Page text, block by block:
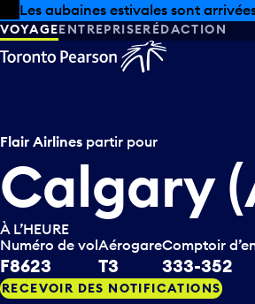
Skip to offers
Passer au contenu principal
Les aubaines estivales sont
VOYAGEENTREPRISERÉDACTION
Flair Airlines partir pour
Calgary
À L’HEURE
Numéro de vol
F8623
Aérogare
T3
Comptoir
333-352
RECEVOIR DES NOTIFICATIONS